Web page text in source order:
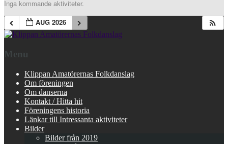
Inga kommande aktiviteter.
AUG 2026
Menu
Klippan Amatörernas Folkdanslag
Om föreningen
Om danserna
Kontakt / Hitta hit
Föreningens historia
Länkar till Intressanta aktiviteter
Bilder
Bilder från 2019